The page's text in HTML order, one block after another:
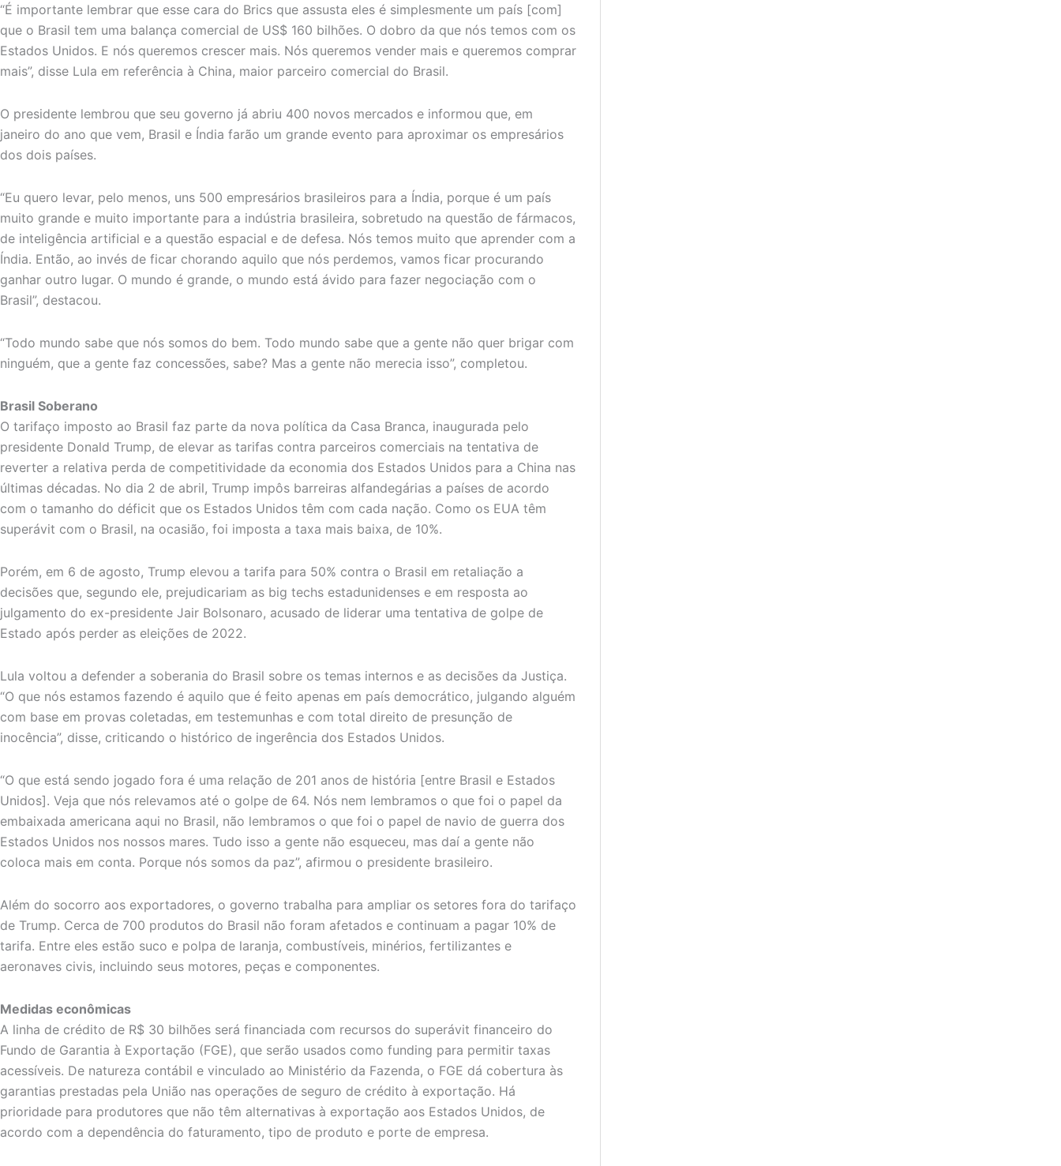
“É importante lembrar que esse cara do Brics que assusta eles é simplesmente um país [com]
que o Brasil tem uma balança comercial de US$ 160 bilhões. O dobro da que nós temos com os
Estados Unidos. E nós queremos crescer mais. Nós queremos vender mais e queremos comprar
mais”, disse Lula em referência à China, maior parceiro comercial do Brasil.
O presidente lembrou que seu governo já abriu 400 novos mercados e informou que, em
janeiro do ano que vem, Brasil e Índia farão um grande evento para aproximar os empresários
dos dois países.
“Eu quero levar, pelo menos, uns 500 empresários brasileiros para a Índia, porque é um país
muito grande e muito importante para a indústria brasileira, sobretudo na questão de fármacos,
de inteligência artificial e a questão espacial e de defesa. Nós temos muito que aprender com a
Índia. Então, ao invés de ficar chorando aquilo que nós perdemos, vamos ficar procurando
ganhar outro lugar. O mundo é grande, o mundo está ávido para fazer negociação com o
Brasil”, destacou.
“Todo mundo sabe que nós somos do bem. Todo mundo sabe que a gente não quer brigar com
ninguém, que a gente faz concessões, sabe? Mas a gente não merecia isso”, completou.
Brasil Soberano
O tarifaço imposto ao Brasil faz parte da nova política da Casa Branca, inaugurada pelo
presidente Donald Trump, de elevar as tarifas contra parceiros comerciais na tentativa de
reverter a relativa perda de competitividade da economia dos Estados Unidos para a China nas
últimas décadas. No dia 2 de abril, Trump impôs barreiras alfandegárias a países de acordo
com o tamanho do déficit que os Estados Unidos têm com cada nação. Como os EUA têm
superávit com o Brasil, na ocasião, foi imposta a taxa mais baixa, de 10%.
Porém, em 6 de agosto, Trump elevou a tarifa para 50% contra o Brasil em retaliação a
decisões que, segundo ele, prejudicariam as big techs estadunidenses e em resposta ao
julgamento do ex-presidente Jair Bolsonaro, acusado de liderar uma tentativa de golpe de
Estado após perder as eleições de 2022.
Lula voltou a defender a soberania do Brasil sobre os temas internos e as decisões da Justiça.
“O que nós estamos fazendo é aquilo que é feito apenas em país democrático, julgando alguém
com base em provas coletadas, em testemunhas e com total direito de presunção de
inocência”, disse, criticando o histórico de ingerência dos Estados Unidos.
“O que está sendo jogado fora é uma relação de 201 anos de história [entre Brasil e Estados
Unidos]. Veja que nós relevamos até o golpe de 64. Nós nem lembramos o que foi o papel da
embaixada americana aqui no Brasil, não lembramos o que foi o papel de navio de guerra dos
Estados Unidos nos nossos mares. Tudo isso a gente não esqueceu, mas daí a gente não
coloca mais em conta. Porque nós somos da paz”, afirmou o presidente brasileiro.
Além do socorro aos exportadores, o governo trabalha para ampliar os setores fora do tarifaço
de Trump. Cerca de 700 produtos do Brasil não foram afetados e continuam a pagar 10% de
tarifa. Entre eles estão suco e polpa de laranja, combustíveis, minérios, fertilizantes e
aeronaves civis, incluindo seus motores, peças e componentes.
Medidas econômicas
A linha de crédito de R$ 30 bilhões será financiada com recursos do superávit financeiro do
Fundo de Garantia à Exportação (FGE), que serão usados como funding para permitir taxas
acessíveis. De natureza contábil e vinculado ao Ministério da Fazenda, o FGE dá cobertura às
garantias prestadas pela União nas operações de seguro de crédito à exportação. Há
prioridade para produtores que não têm alternativas à exportação aos Estados Unidos, de
acordo com a dependência do faturamento, tipo de produto e porte de empresa.